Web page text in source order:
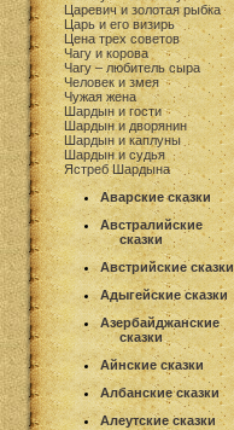
Царевич и золотая рыбка
Царь и его визирь
Цена трех советов
Чагу и корова
Чагу – любитель сыра
Человек и змея
Чужая жена
Шардын и гости
Шардын и дворянин
Шардын и каплуны
Шардын и судья
Ястреб Шардына
Аварские сказки
Австралийские
сказки
Австрийские сказки
Адыгейские сказки
Азербайджанские
сказки
Айнские сказки
Албанские сказки
Алеутские сказки